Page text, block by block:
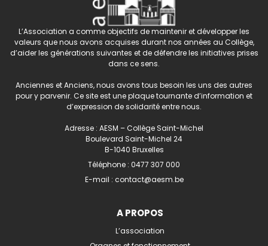
L’Association a comme objectifs de maintenir et développer les
valeurs que nous avons acquises durant nos années au Collège,
d’aider les générations suivantes et de défendre les initiatives prises
dans ce sens.
Anciennes et Anciens, nous avons tous besoin les uns des autres
pour y parvenir. Ce site est une plaque tournante d’information et
d’expression de solidarité entre nous.
Adresse : AESM – Collège Saint-Michel
Boulevard Saint-Michel 24
B-1040 Bruxelles
Téléphone : 0477 307 000
E-mail : contact@aesm.be
A PROPOS
L’association